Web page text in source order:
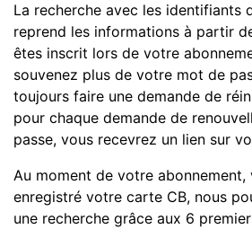
La recherche avec les identifiants
reprend les informations à partir
êtes inscrit lors de votre
souvenez plus de votre mot de
toujours faire une demande de
pour chaque demande de
passe, vous recevrez un lien sur
Au moment de votre abonnement,
enregistré votre carte CB, nous
une recherche grâce aux 6